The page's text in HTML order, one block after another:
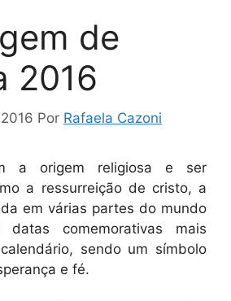
de
2016
Por Rafaela Cazoni
a origem religiosa e ser
a ressurreição de cristo, a
em várias partes do mundo
comemorativas mais
sendo um símbolo
e fé.